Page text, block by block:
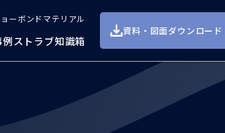
ーボンドマテリアル
ストラブ知識箱
資料・図面ダウンロード